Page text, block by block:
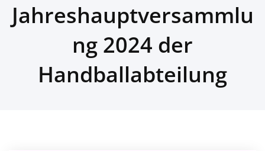
Jahreshauptversammlu
ng 2024 der
Handballabteilung